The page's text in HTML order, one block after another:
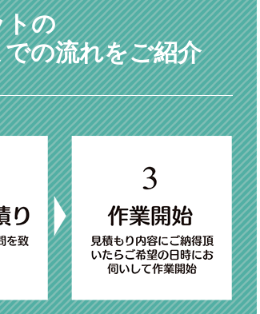
トの
の流れをご紹介